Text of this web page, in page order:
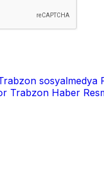
sosyalmedya
Trabzon Haber